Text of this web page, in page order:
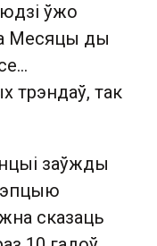
ўжо
Месяцы ды
трэндаў, так
заўжды
сказаць